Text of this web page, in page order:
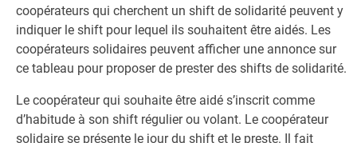
coopérateurs qui cherchent un shift de solidarité peuvent y ​
indiquer le shift pour lequel ils souhaitent être aidés. Les
coopérateurs solidaires peuvent afficher une annonce sur
ce tableau pour proposer de prester des shifts de solidarité.
Le coopérateur qui souhaite être aidé s’inscrit comme
d’habitude à son shift régulier ou volant. Le coopérateur
solidaire se présente le jour du shift et le preste. Il fait